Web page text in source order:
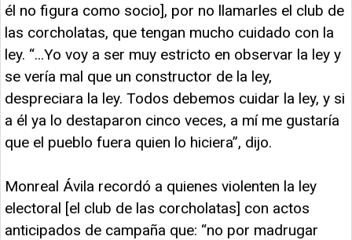
él no figura como socio], por no llamarles el club de
las corcholatas, que tengan mucho cuidado con la
ley. “...Yo voy a ser muy estricto en observar la ley y
se vería mal que un constructor de la ley,
despreciara la ley. Todos debemos cuidar la ley, y si
a él ya lo destaparon cinco veces, a mí me gustaría
que el pueblo fuera quien lo hiciera”, dijo.
Monreal Ávila recordó a quienes violenten la ley
electoral [el club de las corcholatas] con actos
anticipados de campaña que: “no por madrugar